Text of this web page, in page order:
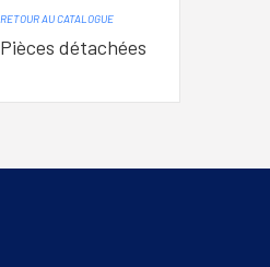
RETOUR AU CATALOGUE
Pièces détachées